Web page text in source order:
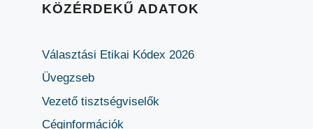
KÖZÉRDEKŰ ADATOK
Választási Etikai Kódex 2026
Üvegzseb
Vezető tisztségviselők
Céginformációk